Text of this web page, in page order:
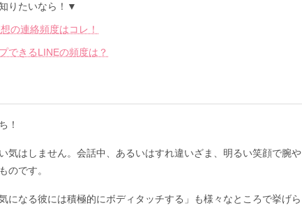
りたいなら！▼
の連絡頻度はコレ！
できるLINEの頻度は？
！
気はしません。会話中、あるいはすれ違いざま、明るい笑顔で腕や
のです。
になる彼には積極的にボディタッチする」も様々なところで挙げら